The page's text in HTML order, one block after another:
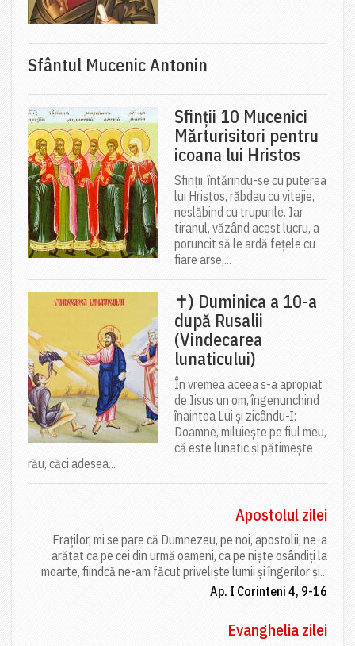
Sfântul Mucenic Antonin
Sfinții 10 Mucenici
Mărturisitori pentru
icoana lui Hristos
Sfinții, întărindu-se cu puterea
lui Hristos, răbdau cu vitejie,
neslăbind cu trupurile. Iar
tiranul, văzând acest lucru, a
poruncit să le ardă fețele cu
fiare arse,...
✝) Duminica a 10-a
după Rusalii
(Vindecarea
lunaticului)
În vremea aceea s-a apropiat
de Iisus un om, îngenunchind
înaintea Lui și zicându-I:
Doamne, miluiește pe fiul meu,
că este lunatic și pătimește
rău, căci adesea...
Apostolul zilei
Fraților, mi se pare că Dumnezeu, pe noi, apostolii, ne-a
arătat ca pe cei din urmă oameni, ca pe niște osândiți la
moarte, fiindcă ne-am făcut priveliște lumii și îngerilor și...
Ap. I Corinteni 4, 9-16
Evanghelia zilei